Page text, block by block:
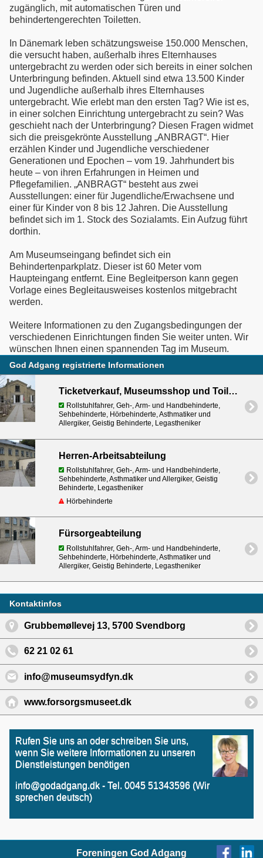
zugänglich, mit automatischen Türen und
behindertengerechten Toiletten.
In Dänemark leben schätzungsweise 150.000 Menschen,
die versucht haben, außerhalb ihres Elternhauses
untergebracht zu werden oder sich bereits in einer solchen
Unterbringung befinden. Aktuell sind etwa 13.500 Kinder
und Jugendliche außerhalb ihres Elternhauses
untergebracht. Wie erlebt man den ersten Tag? Wie ist es,
in einer solchen Einrichtung untergebracht zu sein? Was
geschieht nach der Unterbringung? Diesen Fragen widmet
sich die preisgekrönte Ausstellung „ANBRAGT“. Hier
erzählen Kinder und Jugendliche verschiedener
Generationen und Epochen – vom 19. Jahrhundert bis
heute – von ihren Erfahrungen in Heimen und
Pflegefamilien. „ANBRAGT“ besteht aus zwei
Ausstellungen: einer für Jugendliche/Erwachsene und
einer für Kinder von 8 bis 12 Jahren. Die Ausstellung
befindet sich im 1. Stock des Sozialamts. Ein Aufzug führt
dorthin.
Am Museumseingang befindet sich ein
Behindertenparkplatz. Dieser ist 60 Meter vom
Haupteingang entfernt. Eine Begleitperson kann gegen
Vorlage eines Begleitausweises kostenlos mitgebracht
werden.
Weitere Informationen zu den Zugangsbedingungen der
verschiedenen Einrichtungen finden Sie weiter unten. Wir
wünschen Ihnen einen spannenden Tag im Museum.
God Adgang registrierte Informationen
Ticketverkauf, Museumsshop und Toilette
Rollstuhlfahrer, Geh-, Arm- und Handbehinderte,
Sehbehinderte, Hörbehinderte, Asthmatiker und
Allergiker, Geistig Behinderte, Legastheniker
Herren-Arbeitsabteilung
Rollstuhlfahrer, Geh-, Arm- und Handbehinderte,
Sehbehinderte, Asthmatiker und Allergiker, Geistig
Behinderte, Legastheniker
Hörbehinderte
Fürsorgeabteilung
Rollstuhlfahrer, Geh-, Arm- und Handbehinderte,
Sehbehinderte, Hörbehinderte, Asthmatiker und
Allergiker, Geistig Behinderte, Legastheniker
Kontaktinfos
Grubbemøllevej 13, 5700 Svendborg
62 21 02 61
info@museumsydfyn.dk
www.forsorgsmuseet.dk
Rufen Sie uns an oder schreiben Sie uns,
wenn Sie weitere Informationen zu unseren
Dienstleistungen benötigen
info@godadgang.dk - Tel. 0045 51343596 (Wir
sprechen deutsch)
Foreningen God Adgang